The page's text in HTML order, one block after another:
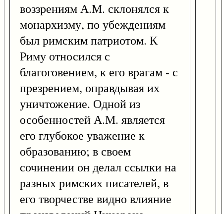
воззрениям А.М. склонялся к
монархизму, по убеждениям
был римским патриотом. К
Риму относился с
благоговением, к его врагам - с
презрением, оправдывая их
уничтожение. Одной из
особенностей А.М. является
его глубокое уважение к
образованию; в своем
сочинении он делал ссылки на
разных римских писателей, в
его творчестве видно влияние